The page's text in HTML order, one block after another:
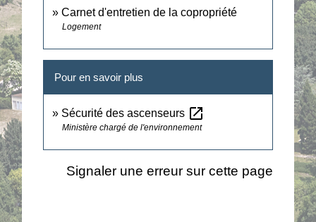
Carnet d'entretien de la copropriété
Logement
Pour en savoir plus
Sécurité des ascenseurs open_in_new
Ministère chargé de l'environnement
Signaler une erreur sur cette page